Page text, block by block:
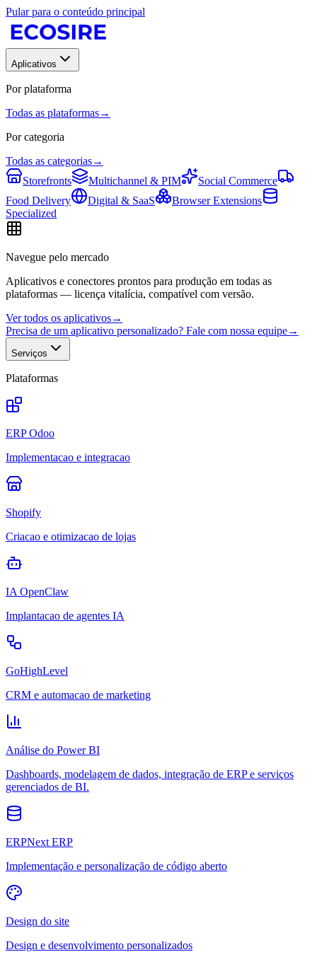
Pular para o conteúdo principal
Aplicativos
Por plataforma
Todas as plataformas→
Por categoria
Todas as categorias→
Storefronts
Multichannel & PIM
Social Commerce
Food Delivery
Digital & SaaS
Browser Extensions
Specialized
Navegue pelo mercado
Aplicativos e conectores prontos para produção em todas as
plataformas — licença vitalícia, compatível com versão.
Ver todos os aplicativos→
Precisa de um aplicativo personalizado? Fale com nossa equipe→
Serviços
Plataformas
ERP Odoo
Implementacao e integracao
Shopify
Criacao e otimizacao de lojas
IA OpenClaw
Implantacao de agentes IA
GoHighLevel
CRM e automacao de marketing
Análise do Power BI
Dashboards, modelagem de dados, integração de ERP e serviços
gerenciados de BI.
ERPNext ERP
Implementação e personalização de código aberto
Design do site
Design e desenvolvimento personalizados